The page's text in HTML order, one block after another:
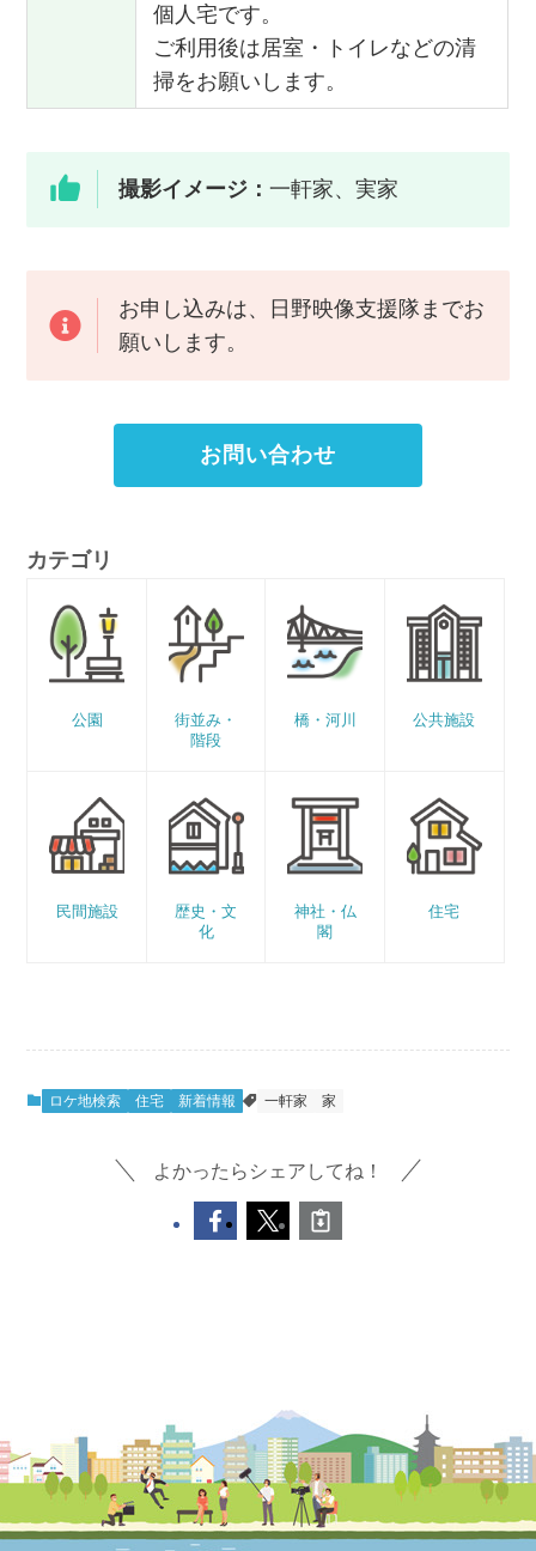
個人宅です。
ご利用後は居室・トイレなどの清
掃をお願いします。
撮影イメージ： 一軒家、実家
お申し込みは、日野映像支援隊までお
願いします。
お問い合わせ
カテゴリ
公園
街並み・
階段
橋・河川 公共施設
民間施設
歴史・文
化
神社・仏
閣
住宅
ロケ地検索 住宅 新着情報 一軒家 家
よかったらシェアしてね！